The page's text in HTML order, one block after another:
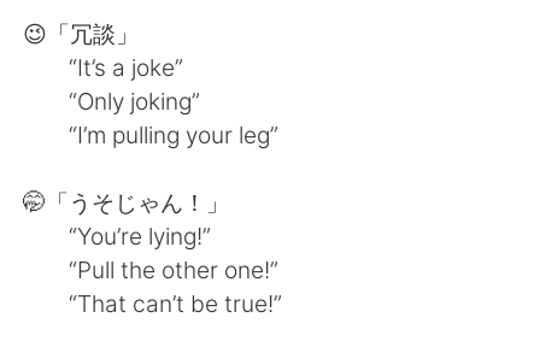
日本語
Русский
Indonesia Italiano
Türkçe
Português
😉「冗談」
“It’s a joke”
“Only joking”
“I’m pulling your leg”
🤭「うそじゃん！」
“You’re lying!”
“Pull the other one!”
“That can’t be true!”